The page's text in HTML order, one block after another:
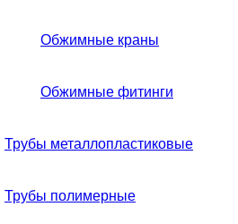
Обжимные краны
Обжимные фитинги
Трубы металлопластиковые
Трубы полимерные